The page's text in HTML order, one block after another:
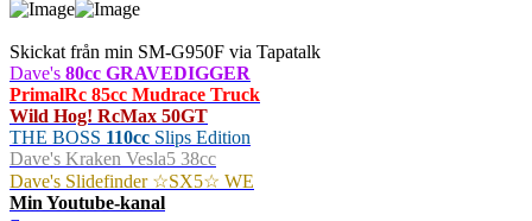
Skickat från min SM-G950F via Tapatalk
Dave's 80cc GRAVEDIGGER
PrimalRc 85cc Mudrace Truck
Wild Hog! RcMax 50GT
THE BOSS 110cc Slips Edition
Dave's Kraken Vesla5 38cc
Dave's Slidefinder ☆SX5☆ WE
Min Youtube-kanal